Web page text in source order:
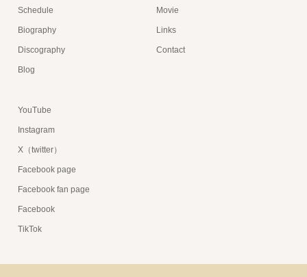
Schedule
Biography
Discography
Blog
Movie
Links
Contact
YouTube
Instagram
X（twitter）
Facebook page
Facebook fan page
Facebook
TikTok